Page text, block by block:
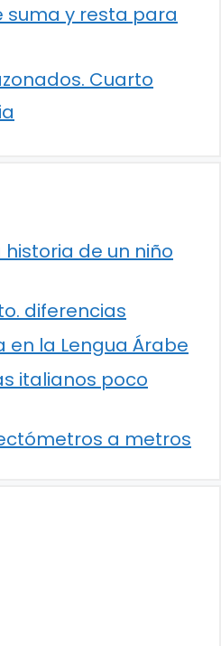
suma y resta para
Cuarto
de un niño
diferencias
en la Lengua Árabe
italianos poco
a metros